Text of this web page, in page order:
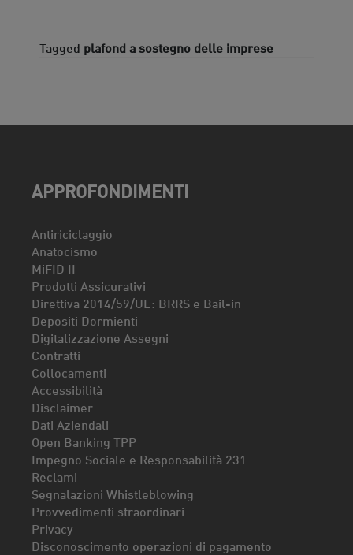
Tagged plafond a sostegno delle imprese
APPROFONDIMENTI
Antiriciclaggio
Anatocismo
MiFID II
Prodotti Assicurativi
Direttiva 2014/59/UE: BRRS e Bail-in
Depositi Dormienti
Digitalizzazione Assegni
Contratti
Collocamenti
Accessibilità
Disclaimer
Dati Aziendali
Open Banking TPP
Impegno Sociale e Responsabilità 231
Reclami
Segnalazioni Whistleblowing
Provvedimenti straordinari
Privacy
Disconoscimento operazioni di pagamento